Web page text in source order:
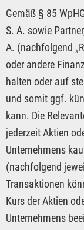
Gemäß § 85
S. A. sowie
A. (nachfolgend
oder andere
halten oder auf
und somit ggf.
kann. Die
jederzeit Aktien
Unternehmens
(nachfolgend
Transaktionen
Kurs der Aktien
Unternehmens